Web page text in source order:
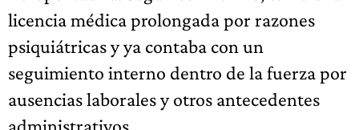
licencia médica prolongada por razones
psiquiátricas y ya contaba con un
seguimiento interno dentro de la fuerza por
ausencias laborales y otros antecedentes
administrativos.